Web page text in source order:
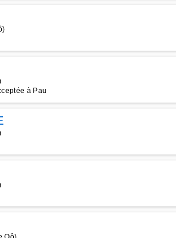
à Pau